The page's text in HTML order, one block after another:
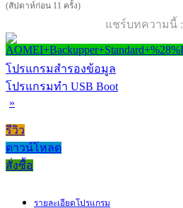
(สัปดาห์ก่อน 11 ครั้ง)
แชร์บทความนี้ :
โปรแกรมสำรองข้อมูล
โปรแกรมทำ USB Boot
»
รีวิว
ดาวน์โหลด
สั่งซื้อ
รายละเอียดโปรแกรม